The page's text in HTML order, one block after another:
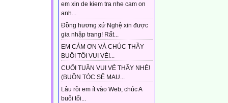
em xin de kiem tra nhe cam on
anh...
Đồng hương xứ Nghệ xin được
gia nhập trang! Rất...
EM CẢM ƠN VÀ CHÚC THẦY
BUỔI TỐI VUI VẺ!...
CUỐI TUẦN VUI VẺ THẦY NHÉ!
(BUỒN TÓC SẼ MAU...
Lâu rồi em ít vào Web, chúc A
buổi tối...